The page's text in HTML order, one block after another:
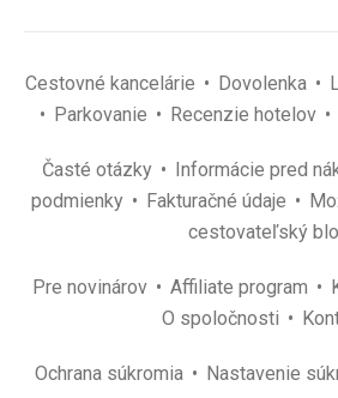
Cestovné kancelárie Dovolenka
Parkovanie
Recenzie hotelov
Časté otázky Informácie pred
podmienky
Fakturačné údaje
cestovateľský
Pre novinárov Affiliate program
O spoločnosti
Ochrana súkromia Nastavenie